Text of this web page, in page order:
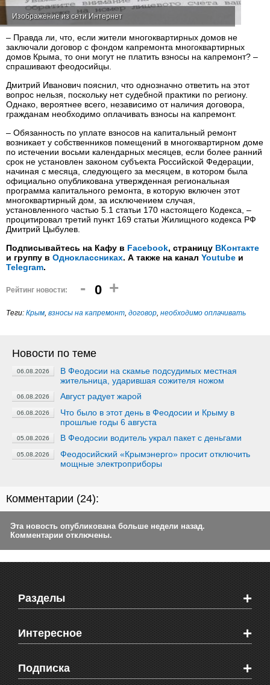
Изображение из сети Интернет
– Правда ли, что, если жители многоквартирных домов не
заключали договор с фондом капремонта многоквартирных
домов Крыма, то они могут не платить взносы на капремонт? –
спрашивают феодосийцы.
Дмитрий Иванович пояснил, что однозначно ответить на этот
вопрос нельзя, поскольку нет судебной практики по региону.
Однако, вероятнее всего, независимо от наличия договора,
гражданам необходимо оплачивать взносы на капремонт.
– Обязанность по уплате взносов на капитальный ремонт
возникает у собственников помещений в многоквартирном доме
по истечении восьми календарных месяцев, если более ранний
срок не установлен законом субъекта Российской Федерации,
начиная с месяца, следующего за месяцем, в котором была
официально опубликована утвержденная региональная
программа капитального ремонта, в которую включен этот
многоквартирный дом, за исключением случая,
установленного частью 5.1 статьи 170 настоящего Кодекса, –
процитировал третий пункт 169 статьи Жилищного кодекса РФ
Дмитрий Цыбулев.
Подписывайтесь на Кафу в Facebook, страницу ВКонтакте
и группу в Одноклассниках. А также на канал Youtube и
Telegram.
Рейтинг новости: - 0 +
Теги: Крым, взносы на капремонт, договор, необходимо оплачивать
Новости по теме
06.08.2026
В Феодосии на скамье подсудимых местная
жительница, ударившая сожителя ножом
06.08.2026 Август радует жарой
06.08.2026
Что было в этот день в Феодосии и Крыму в
прошлые годы 6 августа
05.08.2026 В Феодосии водитель украл пакет с деньгами
05.08.2026
Феодосийский «Крымэнерго» просит отключить
мощные электроприборы
Комментарии (24):
Эта новость опубликована больше недели назад.
Комментарии отключены.
Разделы +
Новости Феодосии
Новости Крыма
Мировые новости
Объявления
Интересное +
Видео о Феодосии
Веб-камеры Феодосии
Подписка +